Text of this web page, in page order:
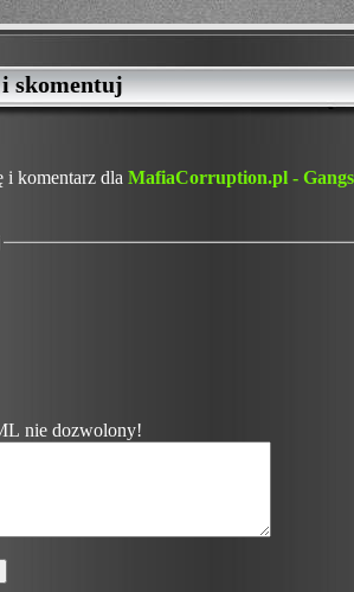
skomentuj
i komentarz dla MafiaCorruption.pl -
nie dozwolony!